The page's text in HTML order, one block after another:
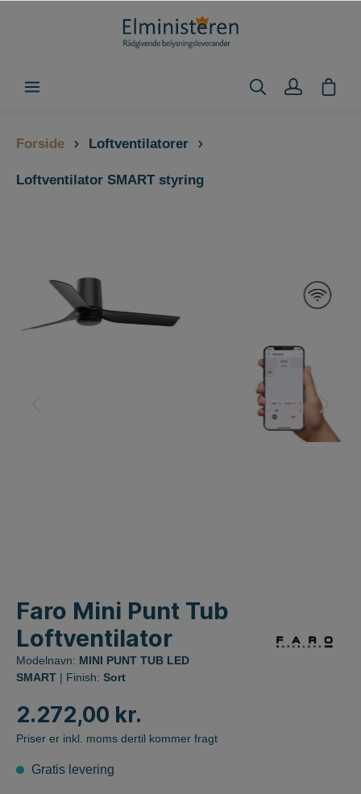
Forside Loftventilatorer
Loftventilator SMART styring
Faro Mini Punt Tub
Loftventilator
Modelnavn: MINI PUNT TUB LED
SMART | Finish: Sort
2.272,00 kr.
Priser er inkl. moms dertil kommer fragt
Gratis levering